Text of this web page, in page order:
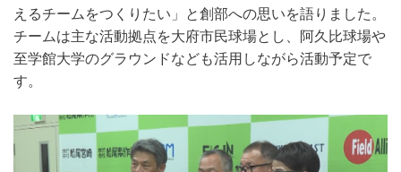
えるチームをつくりたい」と創部への思いを語りました。
チームは主な活動拠点を大府市民球場とし、阿久比球場や
至学館大学のグラウンドなども活用しながら活動予定で
す。